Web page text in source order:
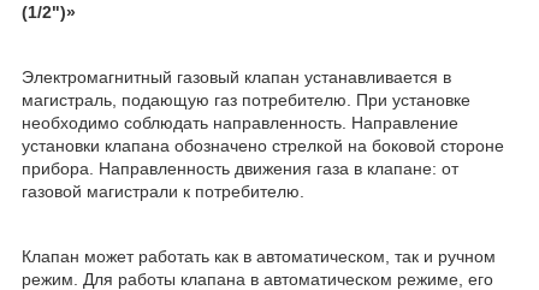
(1/2")»
Электромагнитный газовый клапан устанавливается в
магистраль, подающую газ потребителю. При установке
необходимо соблюдать направленность. Направление
установки клапана обозначено стрелкой на боковой стороне
прибора. Направленность движения газа в клапане: от
газовой магистрали к потребителю.
Клапан может работать как в автоматическом, так и ручном
режим. Для работы клапана в автоматическом режиме, его